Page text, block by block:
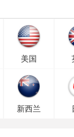
美国
新西兰